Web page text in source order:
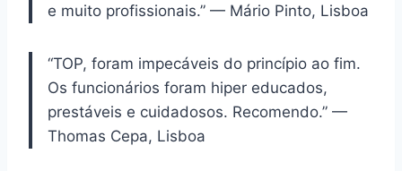
e muito profissionais.” — Mário Pinto, Lisboa
“TOP, foram impecáveis do princípio ao fim.
Os funcionários foram hiper educados,
prestáveis e cuidadosos. Recomendo.” —
Thomas Cepa, Lisboa